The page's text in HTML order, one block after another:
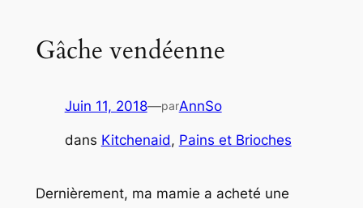
Gâche vendéenne
Juin 11, 2018—parAnnSo
dans Kitchenaid, Pains et Brioches
Dernièrement, ma mamie a acheté une